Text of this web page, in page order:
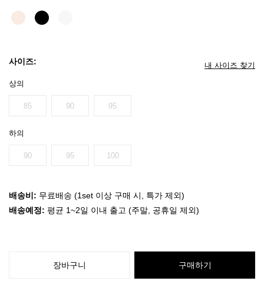
사이즈: 내 사이즈 찾기
상의
85 90 95
하의
90 95 100
배송비: 무료배송 (1set 이상 구매 시, 특가 제외)
배송예정: 평균 1~2일 이내 출고 (주말, 공휴일 제외)
장바구니 구매하기